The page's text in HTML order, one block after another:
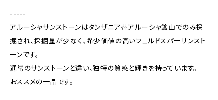
-----
アルーシャサンストーンはタンザニア州アルーシャ鉱山でのみ採
掘され、採掘量が少なく、希少価値の高いフェルドスパーサンスト
ーンです。
通常のサンストーンと違い、独特の質感と輝きを持っています。
おススメの一品です。